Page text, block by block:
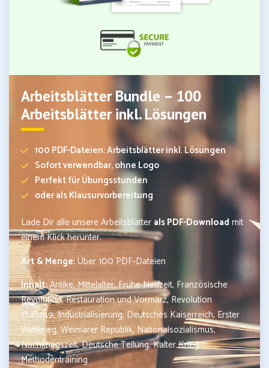
Arbeitsblätter Bundle – 100
Arbeitsblätter inkl. Lösungen
100 PDF-Dateien: Arbeitsblätter inkl. Lösungen
Sofort verwendbar, ohne Logo
Perfekt für Übungsstunden
oder als Klausurvorbereitung
Lade Dir alle unsere Arbeitsblätter als PDF-Download mit
einem Klick herunter.
Art & Menge:Über 100 PDF-Dateien
Inhalt:Antike, Mittelalter, Frühe Neuzeit, Französische
Revolution, Restauration und Vormärz, Revolution
1848/49, Industrialisierung, Deutsches Kaiserreich, Erster
Weltkrieg, Weimarer Republik, Nationalsozialismus,
Nachkriegszeit, Deutsche Teilung, Kalter Krieg,
Methodentraining